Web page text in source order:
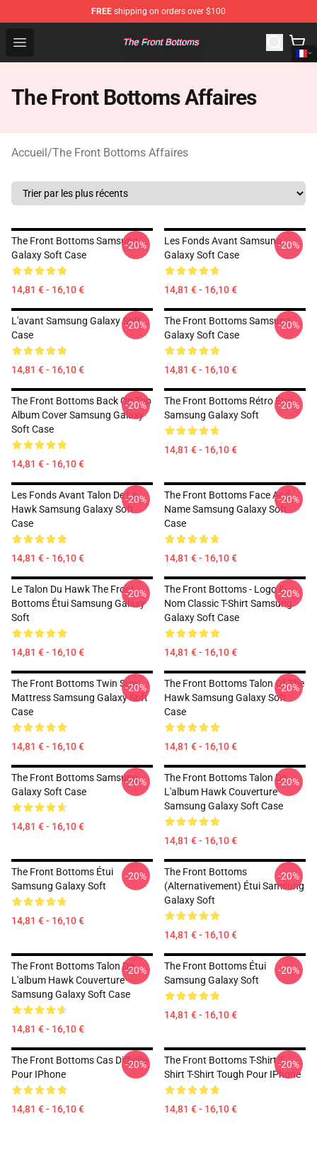
FREE shipping on orders over $100
Open menu
The Front Bottoms Store - Official The Front Bottoms
The Front Bottoms Affaires
Accueil/The Front Bottoms Affaires
The Front Bottoms Samsung
Galaxy Soft Case
14,81 € - 16,10 €
-20%
Les Fonds Avant Samsung
Galaxy Soft Case
14,81 € - 16,10 €
-20%
L'avant Samsung Galaxy Soft
Case
14,81 € - 16,10 €
-20%
The Front Bottoms Samsung
Galaxy Soft Case
14,81 € - 16,10 €
-20%
The Front Bottoms Back On Top
Album Cover Samsung Galaxy
Soft Case
14,81 € - 16,10 €
-20%
The Front Bottoms Rétro Étui
Samsung Galaxy Soft
14,81 € - 16,10 €
-20%
Les Fonds Avant Talon De La
Hawk Samsung Galaxy Soft
Case
14,81 € - 16,10 €
-20%
The Front Bottoms Face And
Name Samsung Galaxy Soft
Case
14,81 € - 16,10 €
-20%
Le Talon Du Hawk The Front
Bottoms Étui Samsung Galaxy
Soft
14,81 € - 16,10 €
-20%
The Front Bottoms - Logo &
Nom Classic T-Shirt Samsung
Galaxy Soft Case
14,81 € - 16,10 €
-20%
The Front Bottoms Twin Size
Mattress Samsung Galaxy Soft
Case
14,81 € - 16,10 €
-20%
The Front Bottoms Talon Of The
Hawk Samsung Galaxy Soft
Case
14,81 € - 16,10 €
-20%
The Front Bottoms Samsung
Galaxy Soft Case
14,81 € - 16,10 €
-20%
The Front Bottoms Talon De
L'album Hawk Couverture
Samsung Galaxy Soft Case
14,81 € - 16,10 €
-20%
The Front Bottoms Étui
Samsung Galaxy Soft
14,81 € - 16,10 €
-20%
The Front Bottoms
(Alternativement) Étui Samsung
Galaxy Soft
14,81 € - 16,10 €
-20%
The Front Bottoms Talon De
L'album Hawk Couverture
Samsung Galaxy Soft Case
14,81 € - 16,10 €
-20%
The Front Bottoms Étui
Samsung Galaxy Soft
14,81 € - 16,10 €
-20%
The Front Bottoms Cas Difficile
Pour IPhone
14,81 € - 16,10 €
-20%
The Front Bottoms T-Shirt T-
Shirt T-Shirt Tough Pour IPhone
14,81 € - 16,10 €
-20%